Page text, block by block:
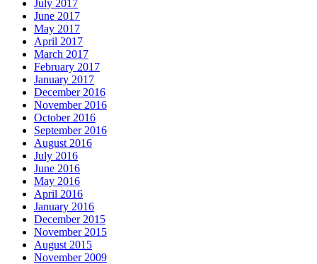
July 2017
June 2017
May 2017
April 2017
March 2017
February 2017
January 2017
December 2016
November 2016
October 2016
September 2016
August 2016
July 2016
June 2016
May 2016
April 2016
January 2016
December 2015
November 2015
August 2015
November 2009